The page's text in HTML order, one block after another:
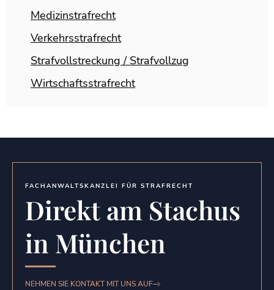
Medizinstrafrecht
Verkehrsstrafrecht
Strafvollstreckung / Strafvollzug
Wirtschaftsstrafrecht
FACHANWALTSKANZLEI FÜR STRAFRECHT
Direkt am Stachus
in München
NEHMEN SIE KONTAKT MIT UNS AUF